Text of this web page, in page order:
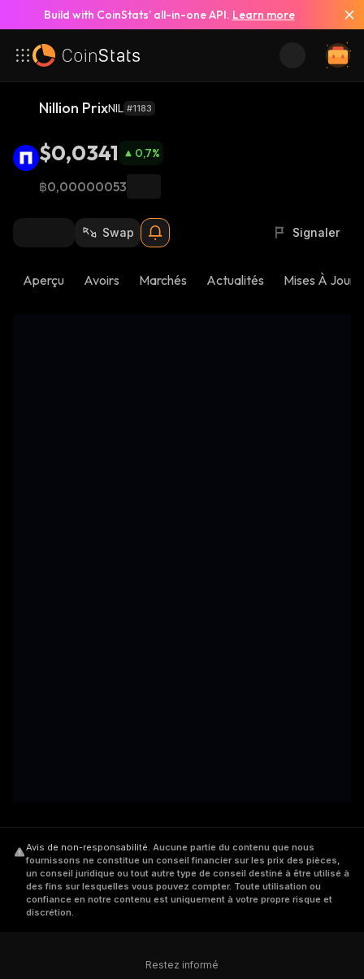
Build with CoinStats’ all-in-one API. Learn more
Nillion PrixNIL #1183
$0,0341 0,7%
฿0,00000053
Swap Signaler
Aperçu Avoirs Marchés Actualités Mises À Jour
Avis de non-responsabilité. Aucune partie du contenu que nous
fournissons ne constitue un conseil financier sur les prix des pièces,
un conseil juridique ou tout autre type de conseil destiné à être utilisé à
des fins sur lesquelles vous pouvez compter. Toute utilisation ou
confiance en notre contenu est uniquement à votre propre risque et
discrétion.
Restez informé